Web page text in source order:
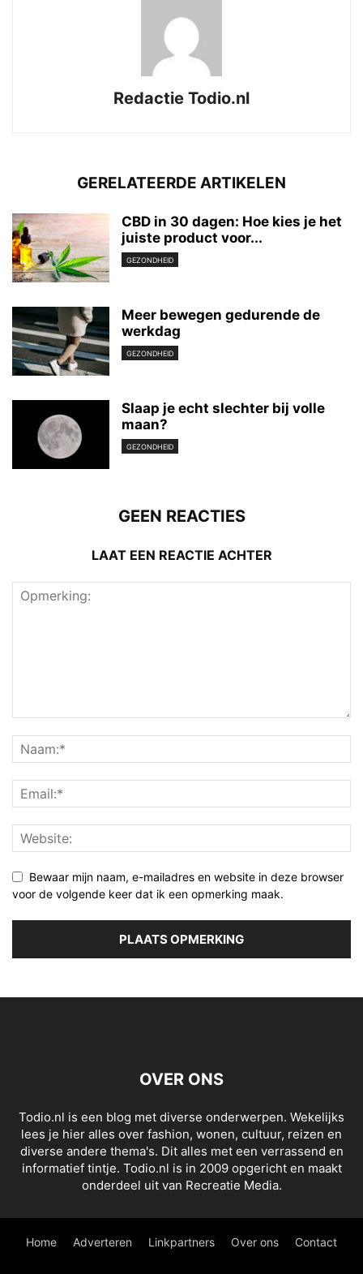
Redactie Todio.nl
GERELATEERDE ARTIKELEN
CBD in 30 dagen: Hoe kies je het
juiste product voor...
GEZONDHEID
Meer bewegen gedurende de
werkdag
GEZONDHEID
Slaap je echt slechter bij volle
maan?
GEZONDHEID
GEEN REACTIES
LAAT EEN REACTIE ACHTER
Bewaar mijn naam, e-mailadres en website in deze browser
voor de volgende keer dat ik een opmerking maak.
OVER ONS
Todio.nl is een blog met diverse onderwerpen. Wekelijks
lees je hier alles over fashion, wonen, cultuur, reizen en
diverse andere thema's. Dit alles met een verrassend en
informatief tintje. Todio.nl is in 2009 opgericht en maakt
onderdeel uit van Recreatie Media.
Home Adverteren Linkpartners Over ons Contact